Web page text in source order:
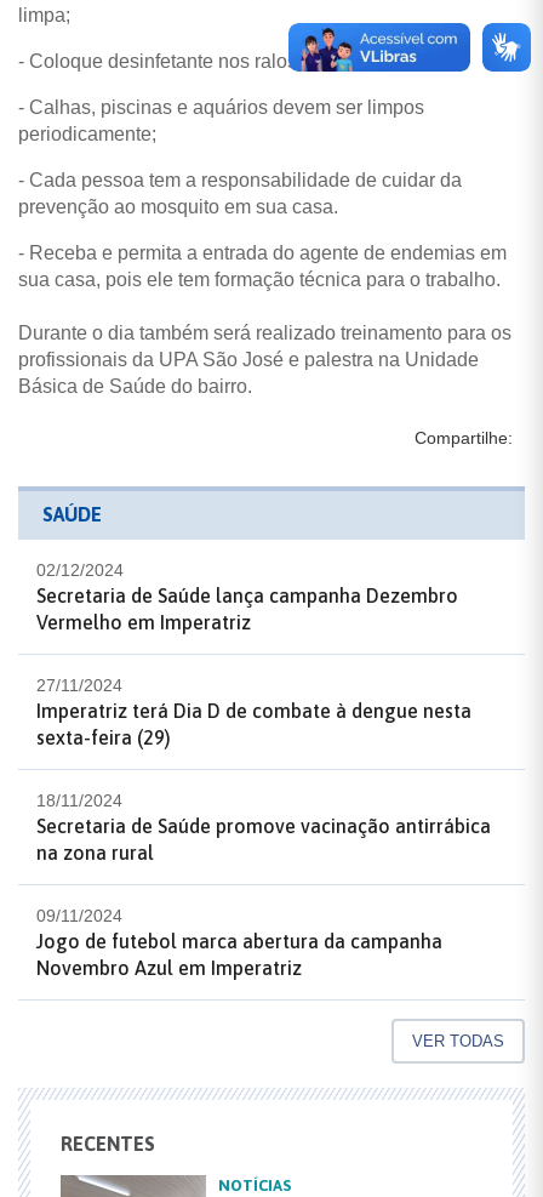
limpa;
- Coloque desinfetante nos ralos;
- Calhas, piscinas e aquários devem ser limpos
periodicamente;
- Cada pessoa tem a responsabilidade de cuidar da
prevenção ao mosquito em sua casa.
- Receba e permita a entrada do agente de endemias em
sua casa, pois ele tem formação técnica para o trabalho.
Durante o dia também será realizado treinamento para os
profissionais da UPA São José e palestra na Unidade
Básica de Saúde do bairro.
Compartilhe:
SAÚDE
02/12/2024
Secretaria de Saúde lança campanha Dezembro
Vermelho em Imperatriz
27/11/2024
Imperatriz terá Dia D de combate à dengue nesta
sexta-feira (29)
18/11/2024
Secretaria de Saúde promove vacinação antirrábica
na zona rural
09/11/2024
Jogo de futebol marca abertura da campanha
Novembro Azul em Imperatriz
VER TODAS
RECENTES
NOTÍCIAS